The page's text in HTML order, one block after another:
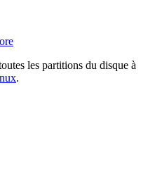
les partitions du disque à
.